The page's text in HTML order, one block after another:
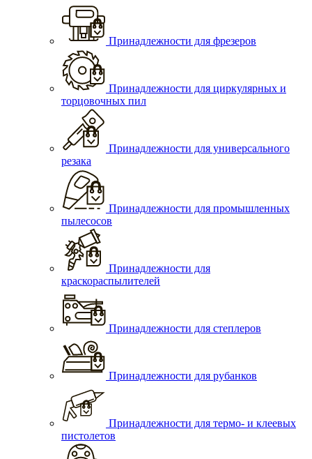
Принадлежности для фрезеров
Принадлежности для циркулярных и
торцовочных пил
Принадлежности для универсального
резака
Принадлежности для промышленных
пылесосов
Принадлежности для
краскораспылителей
Принадлежности для степлеров
Принадлежности для рубанков
Принадлежности для термо- и клеевых
пистолетов